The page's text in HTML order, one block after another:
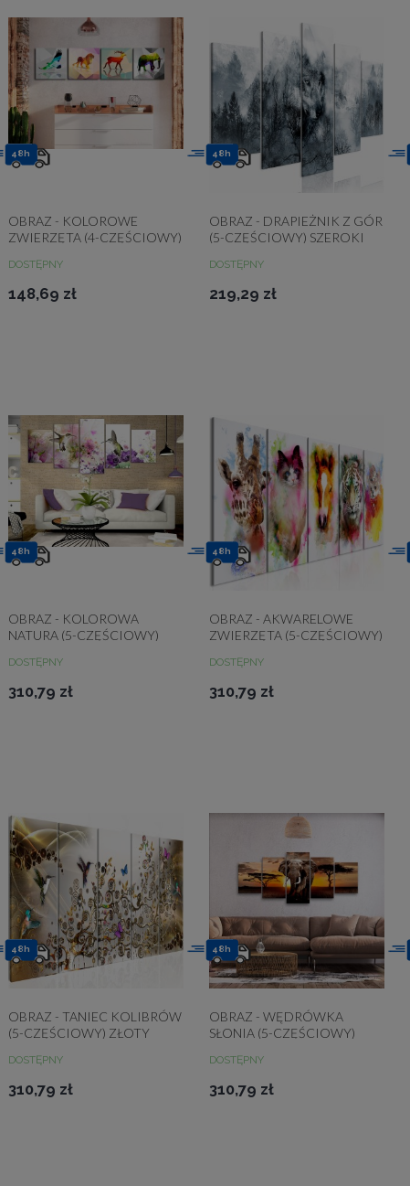
OBRAZ - KOLOROWE
ZWIERZĘTA (4-CZĘŚCIOWY)
DOSTĘPNY
148,69 zł
48h
OBRAZ - DRAPIEŻNIK Z GÓR
(5-CZĘŚCIOWY) SZEROKI
DOSTĘPNY
219,29 zł
48h
OBRAZ - KOLOROWA
NATURA (5-CZĘŚCIOWY)
DOSTĘPNY
310,79 zł
48h
OBRAZ - AKWARELOWE
ZWIERZĘTA (5-CZĘŚCIOWY)
DOSTĘPNY
310,79 zł
48h
OBRAZ - TANIEC KOLIBRÓW
(5-CZĘŚCIOWY) ZŁOTY
DOSTĘPNY
310,79 zł
48h
OBRAZ - WĘDRÓWKA
SŁONIA (5-CZĘŚCIOWY)
DOSTĘPNY
310,79 zł
48h